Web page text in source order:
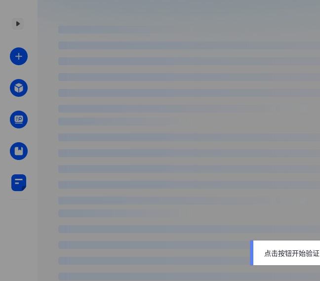
点击按钮开始验证